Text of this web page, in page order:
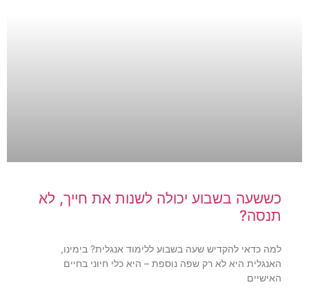
כששעה בשבוע יכולה לשנות את חייך, לא
תנסה?
למה כדאי להקדיש שעה בשבוע ללימוד אנגלית? בימינו,
האנגלית היא לא רק שפה נוספת – היא כלי חיוני בחיים
האישיים